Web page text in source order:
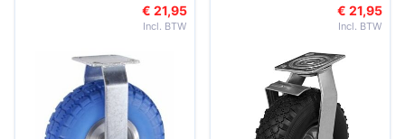
€ 21,95 € 21,95